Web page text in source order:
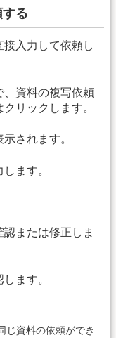
る
入力して依頼し
、資料の複写依頼
リックします。
されます。
ます。
または修正しま
ます。
じ資料の依頼ができ